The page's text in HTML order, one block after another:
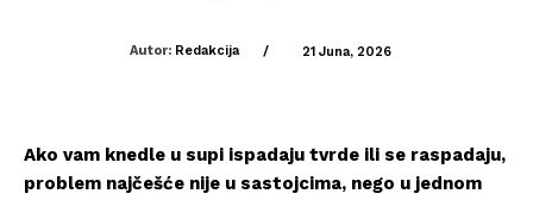
Autor: Redakcija / 21 Juna, 2026
Ako vam knedle u supi ispadaju tvrde ili se raspadaju,
problem najčešće nije u sastojcima, nego u jednom